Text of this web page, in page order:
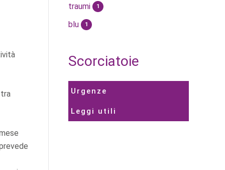
traumi 1
blu 1
Scorciatoie
Urgenze
Leggi utili